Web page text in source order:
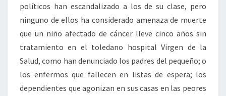
políticos han escandalizado a los de su clase, pero
ninguno de ellos ha considerado amenaza de muerte
que un niño afectado de cáncer lleve cinco años sin
tratamiento en el toledano hospital Virgen de la
Salud, como han denunciado los padres del pequeño; o
los enfermos que fallecen en listas de espera; los
dependientes que agonizan en sus casas en las peores